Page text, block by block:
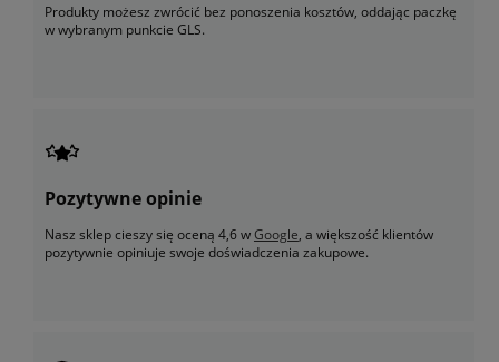
Produkty możesz zwrócić bez ponoszenia kosztów, oddając paczkę
w wybranym punkcie GLS.
Pozytywne opinie
Nasz sklep cieszy się oceną 4,6 wGoogle, a większość klientów
pozytywnie opiniuje swoje doświadczenia zakupowe.